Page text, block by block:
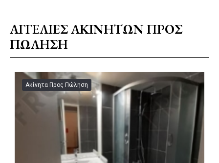
ΑΓΓΕΛΙΕΣ ΑΚΙΝΗΤΩΝ ΠΡΟΣ
ΠΩΛΗΣΗ
Ακίνητα Προς Πώληση